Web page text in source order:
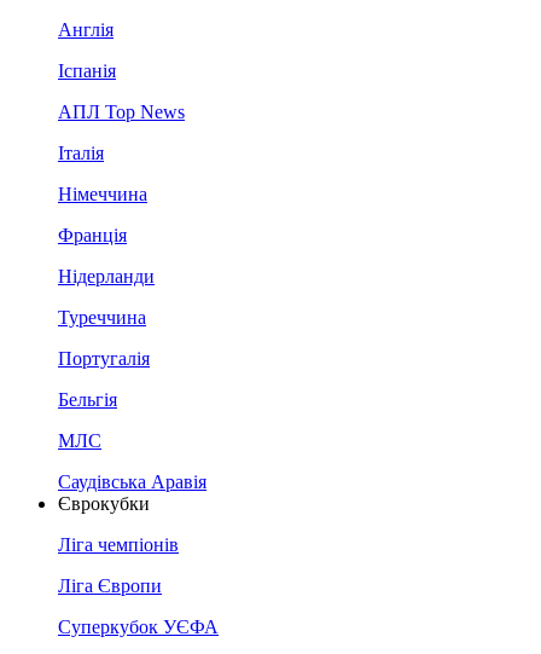
Англія
Іспанія
АПЛ Top News
Італія
Німеччина
Франція
Нідерланди
Туреччина
Португалія
Бельгія
МЛС
Саудівська Аравія
Єврокубки
Ліга чемпіонів
Ліга Європи
Суперкубок УЄФА